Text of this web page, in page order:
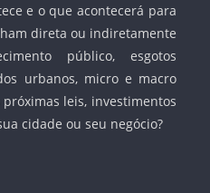
e o que acontecerá para
direta ou indiretamente
público, esgotos
urbanos, micro e macro
leis, investimentos
cidade ou seu negócio?